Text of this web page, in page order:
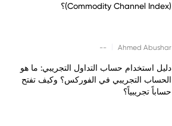
(Commodity Channel Index)؟
Ahmed Abushar
--
دليل استخدام حساب التداول التجريبي: ما هو
الحساب التجريبي في الفوركس؟ وكيف تفتح
حساباً تجريبياً؟